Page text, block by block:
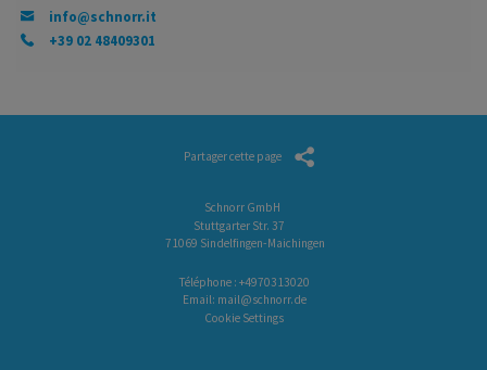
info@schnorr.it
+39 02 48409301
Partager cette page
Schnorr GmbH
Stuttgarter Str. 37
71069 Sindelfingen-Maichingen
Téléphone : +4970313020
Email: mail@schnorr.de
Cookie Settings